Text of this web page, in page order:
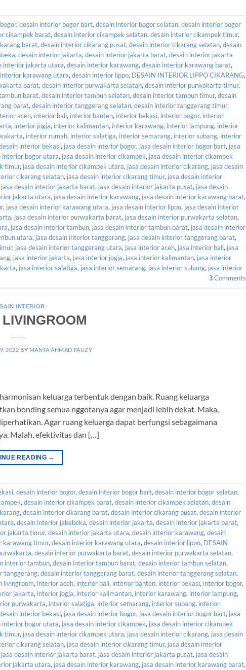
, desain interior bogor bart, desain interior bogor selatan, desain interior bogor
cikampek barat, desain interior cikampek selatan, desain interior cikampek timur,
barat, desain interior cikarang pusat, desain interior cikarang selatan, desain
, desain interior jakarta, desain interior jakarta barat, desain interior jakarta
interior jakarta utara, desain interior karawang, desain interior karawang barat,
karawang utara, desain interior lippo, DESAIN INTERIOR LIPPO CIKARANG,
barat, desain interior purwakarta selatan, desain interior purwakarta timur,
barat, desain interior tambun selatan, desain interior tambun timur, desain
barat, desain interior tanggerang selatan, desain interior tanggerang timur,
aceh, interior bali, interior banten, interior bekasi, interior bogor, interior
, interior jogja, interior kalimantan, interior karawang, interior lampung, interior
, interior rumah, interior salatiga, interior semarang, interior subang, interior
interior bekasi, jasa desain interior bogor, jasa desain interior bogor bart, jasa
interior bogor utara, jasa desain interior cikampek, jasa desain interior cikampek
timur, jasa desain interior cikampek utara, jasa desain interior cikarang, jasa desain
cikarang selatan, jasa desain interior cikarang timur, jasa desain interior
jasa desain interior jakarta barat, jasa desain interior jakarta pusat, jasa desain
jakarta utara, jasa desain interior karawang, jasa desain interior karawang barat,
, jasa desain interior karawang utara, jasa desain interior lippo, jasa desain interior
, jasa desain interior purwakarta barat, jasa desain interior purwakarta selatan,
, jasa desain interior tambun, jasa desain interior tambun barat, jasa desain interior
utara, jasa desain interior tanggerang, jasa desain interior tanggerang barat,
, jasa desain interior tanggerang utara, jasa interior aceh, jasa interior bali, jasa
, jasa interior jakarta, jasa interior jogja, jasa interior kalimantan, jasa interior
, jasa interior salatiga, jasa interior semarang, jasa interior subang, jasa interior
3 Comments
INTERIOR
2022 BY MANTA AHMAD FAUZY
keluarga terbentuk dengan baik. Ruang keluarga
bonding semua nggotanya agar menjadi lebih dekat. Maka,
Agar ruang keluarga dapat berfungsi sebagaimana
Malah, efektivitas dan […]
READING →
,desain interior bogor,desain interior bogor bart,desain interior bogor selatan,
,desain interior cikampek barat,desain interior cikampek selatan,desain
,desain interior cikarang barat,desain interior cikarang pusat,desain interior
,desain interior jababeka,desain interior jakarta,desain interior jakarta barat,
jakarta timur,desain interior jakarta utara,desain interior karawang,desain
karawang timur,desain interior karawang utara,desain interior lippo, DESAIN
,desain interior purwakarta barat,desain interior purwakarta selatan,
interior tambun,desain interior tambun barat,desain interior tambun selatan,
tanggerang,desain interior tanggerang barat,desain interior tanggerang selatan,
livingroom, interior aceh, interior bali, interior banten, interior bekasi, interior bogor,
jakarta, interior jogja, interior kalimantan, interior karawang, interior lampung,
purwakarta, interior salatiga, interior semarang, interior subang, interior
interior bekasi, jasa desain interior bogor, jasa desain interior bogor bart, jasa
interior bogor utara, jasa desain interior cikampek, jasa desain interior cikampek
timur, jasa desain interior cikampek utara, jasa desain interior cikarang, jasa desain
cikarang selatan, jasa desain interior cikarang timur, jasa desain interior
jasa desain interior jakarta barat, jasa desain interior jakarta pusat, jasa desain
jakarta utara, jasa desain interior karawang, jasa desain interior karawang barat,